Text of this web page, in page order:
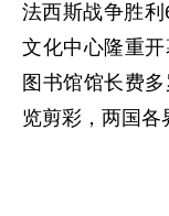
法西斯战争胜利
文化中心隆重
图书馆馆长费
览剪彩，两国各